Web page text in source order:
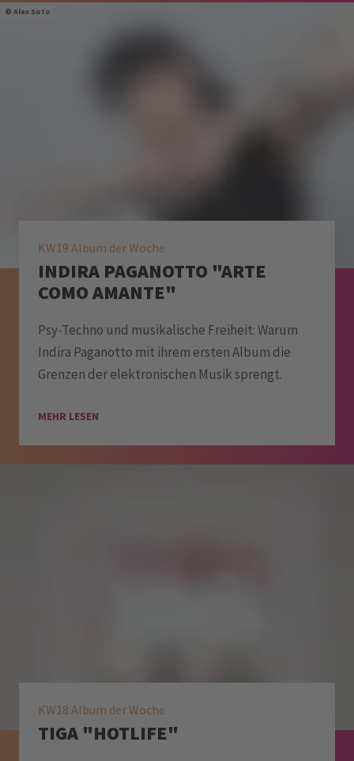
Alex Soto
KW19 Album der Woche
INDIRA PAGANOTTO "ARTE
COMO AMANTE"
Psy-Techno und musikalische Freiheit: Warum
Indira Paganotto mit ihrem ersten Album die
Grenzen der elektronischen Musik sprengt.
MEHR LESEN
KW18 Album der Woche
TIGA "HOTLIFE"